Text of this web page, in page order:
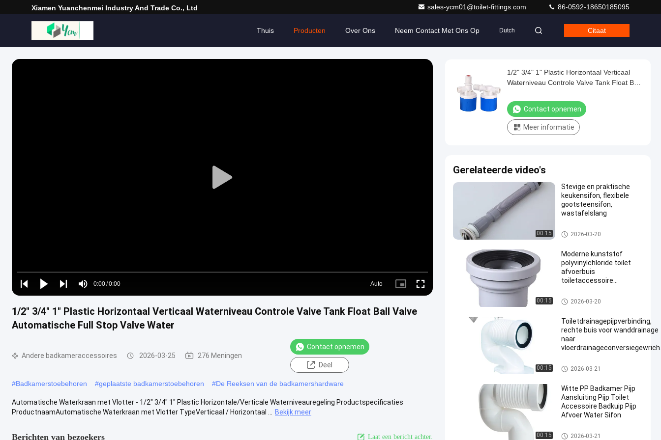
Xiamen Yuanchenmei Industry And Trade Co., Ltd sales-ycm01@toilet-fittings.com 86-0592-18650185095
Thuis Producten Over Ons Neem Contact Met Ons Op Dutch Citaat
Play
Play
Play
Play
Mute
Time
0:00/0:00
Loaded:
0%
Auto
Picture- Fullscreen
1/2" 3/4" 1" Plastic Horizontaal Verticaal Waterniveau Controle Valve Tank Float Ball Valve
Automatische Full Stop Valve Water
Andere badkameraccessoires 2026-03-25 276 Meningen
Contact opnemen
Deel
#Badkamerstoebehoren #geplaatste badkamerstoebehoren #De Reeksen van de badkamershardware
Automatische Waterkraan met Vlotter - 1/2" 3/4" 1" Plastic Horizontale/Verticale Waterniveauregeling Productspecificaties
ProductnaamAutomatische Waterkraan met Vlotter TypeVerticaal / Horizontaal ...
Bekijk meer
Berichten van bezoekers Laat een bericht achter.
1/2" 3/4" 1" Plastic Horizontaal Verticaal
Waterniveau Controle Valve Tank Float Ball
Contact opnemen
Meer informatie
Gerelateerde video's
00:15
Stevige en praktische
keukensifon, flexibele
gootsteensifon,
wastafelslang
Andere badkameraccessoires
2026-03-20
00:15
Moderne kunststof
polyvinylchloride toilet
afvoerbuis
toiletaccessoire
Andere badkameraccessoires
2026-03-20
00:15
Toiletdrainagepijpverbinding,
rechte buis voor wanddrainage
naar
Andere badkameraccessoires
2026-03-21
00:15
Witte PP Badkamer Pijp
Aansluiting Pijp Toilet
Accessoire Badkuip Pijp
Afvoer Water Sifon
Andere badkameraccessoires
2026-03-21